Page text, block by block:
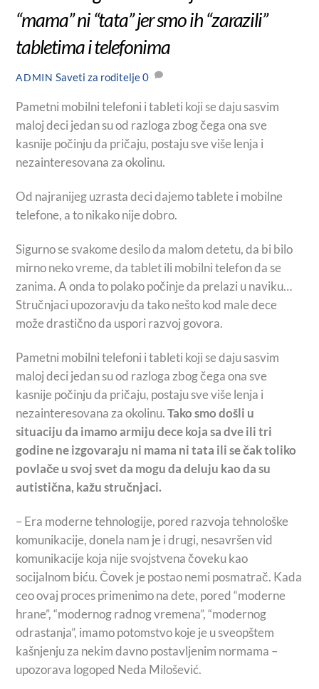
“mama” ni “tata” jer smo ih “zarazili”
tabletima i telefonima
ADMIN Saveti za roditelje0
Pametni mobilni telefoni i tableti koji se daju sasvim
maloj deci jedan su od razloga zbog čega ona sve
kasnije počinju da pričaju, postaju sve više lenja i
nezainteresovana za okolinu.
Od najranijeg uzrasta deci dajemo tablete i mobilne
telefone, a to nikako nije dobro.
Sigurno se svakome desilo da malom detetu, da bi bilo
mirno neko vreme, da tablet ili mobilni telefon da se
zanima. A onda to polako počinje da prelazi u naviku…
Stručnjaci upozoravju da tako nešto kod male dece
može drastično da uspori razvoj govora.
Pametni mobilni telefoni i tableti koji se daju sasvim
maloj deci jedan su od razloga zbog čega ona sve
kasnije počinju da pričaju, postaju sve više lenja i
nezainteresovana za okolinu.Tako smo došli u
situaciju da imamo armiju dece koja sa dve ili tri
godine ne izgovaraju ni mama ni tata ili se čak toliko
povlače u svoj svet da mogu da deluju kao da su
autistična, kažu stručnjaci.
– Era moderne tehnologije, pored razvoja tehnološke
komunikacije, donela nam je i drugi, nesavršen vid
komunikacije koja nije svojstvena čoveku kao
socijalnom biću. Čovek je postao nemi posmatrač. Kada
ceo ovaj proces primenimo na dete, pored “moderne
hrane”, “modernog radnog vremena”, “modernog
odrastanja”, imamo potomstvo koje je u sveopštem
kašnjenju za nekim davno postavljenim normama –
upozorava logoped Neda Milošević.